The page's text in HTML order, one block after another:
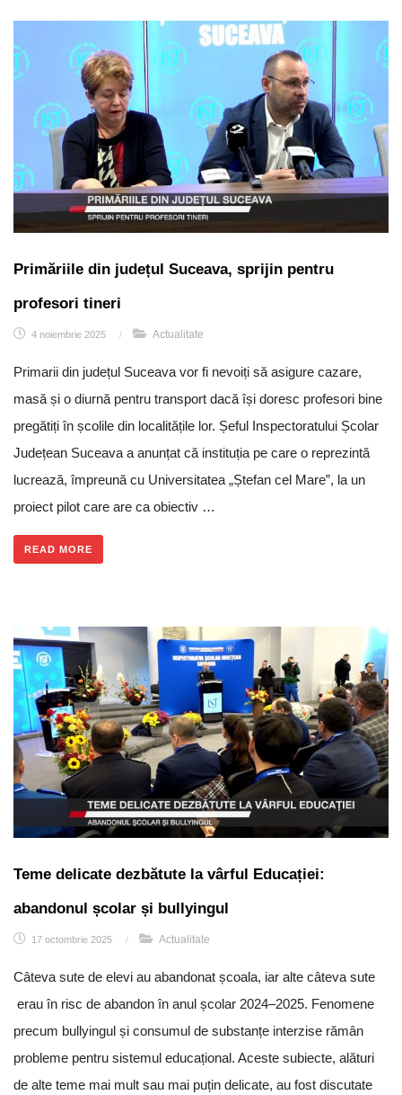
Primăriile din județul Suceava, sprijin pentru
profesori tineri
4 noiembrie 2025 / Actualitate
Primarii din județul Suceava vor fi nevoiți să asigure cazare,
masă și o diurnă pentru transport dacă își doresc profesori bine
pregătiți în școlile din localitățile lor. Șeful Inspectoratului Școlar
Județean Suceava a anunțat că instituția pe care o reprezintă
lucrează, împreună cu Universitatea „Ștefan cel Mare”, la un
proiect pilot care are ca obiectiv …
READ MORE
Teme delicate dezbătute la vârful Educației:
abandonul școlar și bullyingul
17 octombrie 2025 / Actualitate
Câteva sute de elevi au abandonat școala, iar alte câteva sute
erau în risc de abandon în anul școlar 2024–2025. Fenomene
precum bullyingul și consumul de substanțe interzise rămân
probleme pentru sistemul educațional. Aceste subiecte, alături
de alte teme mai mult sau mai puțin delicate, au fost discutate